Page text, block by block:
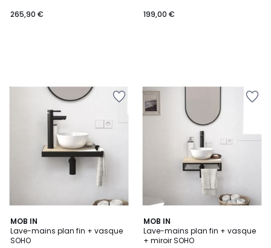
265,90 €
199,00 €
MOB IN
Lave-mains plan fin + vasque
SOHO
MOB IN
Lave-mains plan fin + vasque
+ miroir SOHO